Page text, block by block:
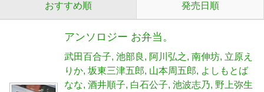
おすすめ順 発売日順
アンソロジー お弁当。
武田百合子 池部良 阿川弘之 南伸坊 立原え
りか 坂東三津五郎 山本周五郎
よしもとば
なな 酒井順子 白石公子 池波志乃 野上弥生